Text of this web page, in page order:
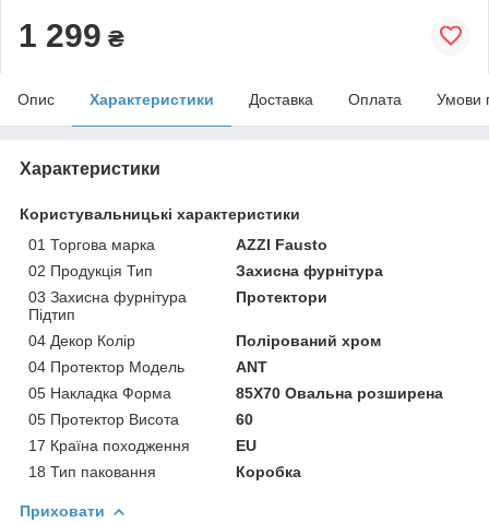
1 299 ₴
Опис Характеристики Доставка Оплата Умови
Характеристики
Користувальницькі характеристики
01 Торгова марка
AZZI Fausto
02 Продукція Тип
Захисна фурнітура
03 Захисна фурнітура
Підтип
Протектори
04 Декор Колір
Полірований хром
04 Протектор Модель
ANT
05 Накладка Форма
85Х70 Овальна розширена
05 Протектор Висота
60
17 Країна походження
EU
18 Тип паковання
Коробка
Приховати